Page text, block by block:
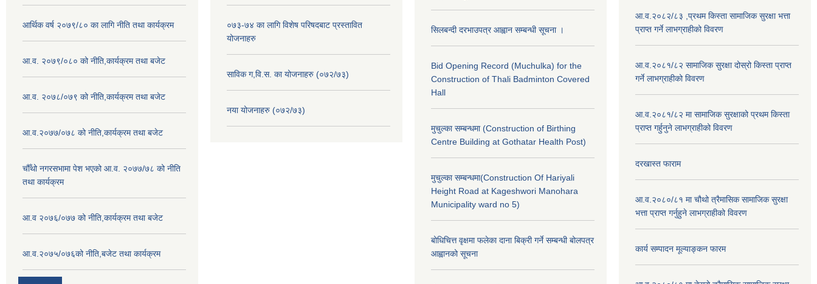
आर्थिक वर्ष २०७९/८० का लागि नीति तथा कार्यक्रम
आ.व. २०७९/०८० को नीति,कार्यक्रम तथा बजेट
आ.व. २०७८/०७९ को नीति,कार्यक्रम तथा बजेट
आ.व.२०७७/०७८ को नीति,कार्यक्रम तथा बजेट
चौँथो नगरसभामा पेश भएको आ.व. २०७७/७८ को नीति
तथा कार्यक्रम
आ.व २०७६/०७७ को नीति,कार्यक्रम तथा बजेट
आ.व.२०७५/०७६को नीति,बजेट तथा कार्यक्रम
०७३-७४ का लागि विशेष परिषदबाट प्रस्तावित
योजनाहरु
साविक ग,वि.स. का योजनाहरु (०७२/७३)
नया योजनाहरु (०७२/७३)
सिलबन्दी दरभाउपत्र आह्वान सम्बन्धी सूचना ।
Bid Opening Record (Muchulka) for the
Construction of Thali Badminton Covered
Hall
मुचुल्का सम्बन्धमा (Construction of Birthing
Centre Building at Gothatar Health Post)
मुचुल्का सम्बन्धमा(Construction Of Hariyali
Height Road at Kageshwori Manohara
Municipality ward no 5)
बोधिचित्त वृक्षमा फलेका दाना बिक्री गर्ने सम्बन्धी बोलपत्र
आह्वानको सूचना
आ.व.२०८२/८३ ,प्रथम किस्ता सामाजिक सुरक्षा भत्ता
प्राप्त गर्ने लाभग्राहीको विवरण
आ.व.२०८१/८२ सामाजिक सुरक्षा दोस्रो किस्ता प्राप्त
गर्ने लाभग्राहीको विवरण
आ.व.२०८१/८२ मा सामाजिक सुरक्षाको प्रथम किस्ता
प्राप्त गर्हुनुने लाभग्राहीको विवरण
दरखास्त फाराम
आ.व.२०८०/८१ मा चौथो त्रैमासिक सामाजिक सुरक्षा
भत्ता प्राप्त गर्नुहुने लाभग्राहीको विवरण
कार्य सम्पादन मूल्याङ्कन फारम